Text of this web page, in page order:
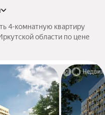
4-комнатную квартиру
области по цене